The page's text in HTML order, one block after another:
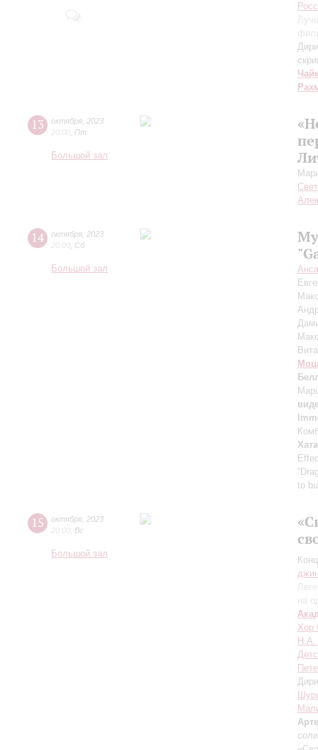
13 октября 2023
20:00 Пт
Большой зал
14 октября 2023
20:00 Сб
Большой зал
to
15 октября 2023
20:00 Вс
Большой зал
на
Хор
Н.А.